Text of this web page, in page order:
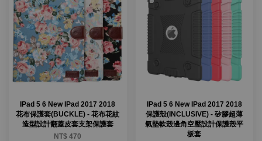
IPad 5 6 New IPad 2017 2018
花布保護套(BUCKLE) - 花布花紋
造型設計翻蓋皮套支架保護套
NT$ 470
IPad 5 6 New IPad 2017 2018
保護殼(INCLUSIVE) - 矽膠超薄
氣墊軟殼邊角空壓設計保護殼平
板套